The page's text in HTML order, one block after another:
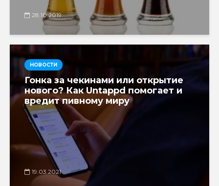
28.10.2019
НОВОСТИ
Гонка за чекинами или открытие
нового? Как Untappd помогает и
вредит пивному миру
19.03.2021